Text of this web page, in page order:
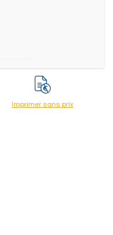
Imprimer sans prix